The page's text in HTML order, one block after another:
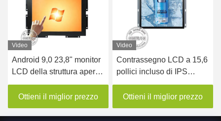
Video
Android 9,0 23,8" monitor
LCD della struttura aperta
del touch screen di PCAP
Ottieni il miglior prezzo
Video
Contrassegno LCD a 15,6
pollici incluso di IPS
Digital della pagina aperta
Ottieni il miglior prezzo